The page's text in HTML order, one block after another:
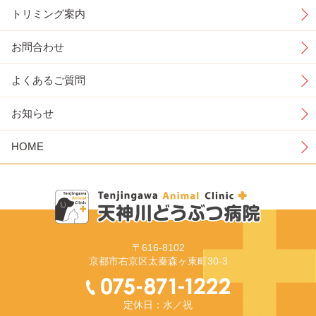
トリミング案内
お問合わせ
よくあるご質問
お知らせ
HOME
〒616-8102
京都市右京区太秦森ヶ東町30-3
定休日：水／祝